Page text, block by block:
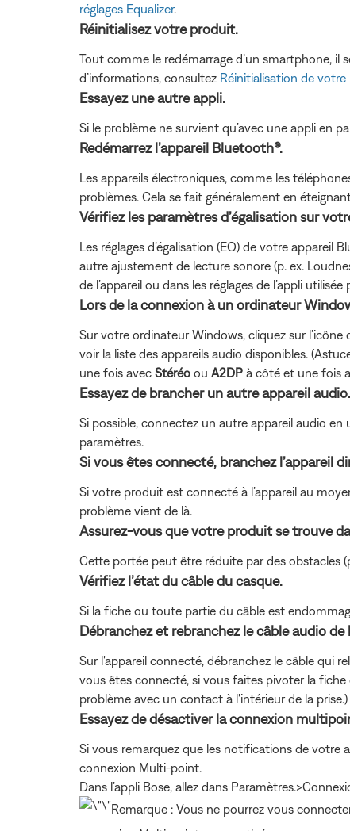
réglages Equalizer.
Réinitialisez votre produit.
Tout comme le redémarrage d’un smartphone,
d’informations, consultez Réinitialisation de
Essayez une autre appli.
Si le problème ne survient qu’avec une appli en
Redémarrez l’appareil Bluetooth®.
Les appareils électroniques, comme les
problèmes. Cela se fait généralement en
Vérifiez les paramètres d’égalisation sur
Les réglages d’égalisation (EQ) de votre appareil
autre ajustement de lecture sonore (p. ex.
de l’appareil ou dans les réglages de l’appli utilisée
Lors de la connexion à un ordinateur
Sur votre ordinateur Windows, cliquez sur
voir la liste des appareils audio disponibles.
une fois avec Stéréo ou A2DP à côté et une fois
Essayez de brancher un autre appareil audio.
Si possible, connectez un autre appareil audio
paramètres.
Si vous êtes connecté, branchez l’appareil
Si votre produit est connecté à l’appareil au
problème vient de là.
Assurez-vous que votre produit se trouve
Cette portée peut être réduite par des obstacles
Vérifiez l’état du câble du casque.
Si la fiche ou toute partie du câble est
Débranchez et rebranchez le câble audio de
Sur l'appareil connecté, débranchez le câble qui
vous êtes connecté, si vous faites pivoter la
problème avec un contact à l'intérieur de la prise.)
Essayez de désactiver la connexion
Si vous remarquez que les notifications de votre
connexion Multi-point.
Dans l’appli Bose, allez dans
Remarque : Vous ne pourrez vous